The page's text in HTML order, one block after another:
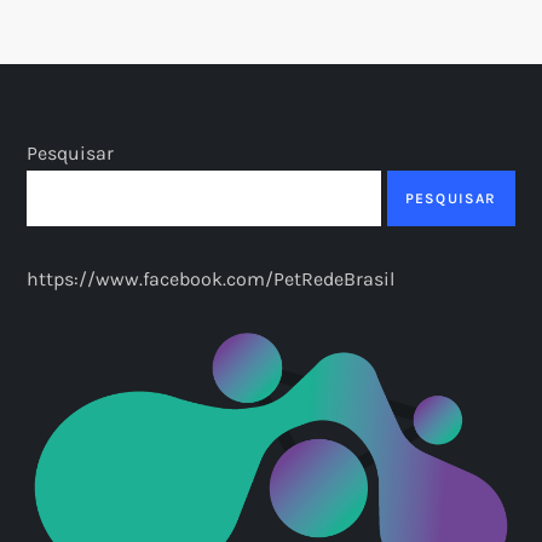
n
ç
d
e
Pesquisar
PESQUISAR
https://www.facebook.com/PetRedeBrasil